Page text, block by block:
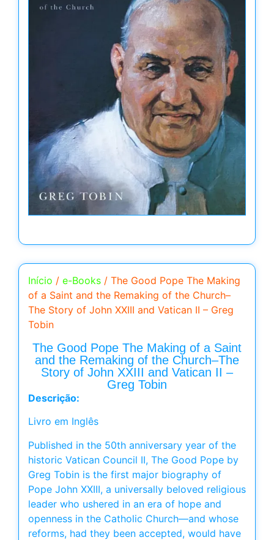
Início / e-Books / The Good Pope The Making
of a Saint and the Remaking of the Church–
The Story of John XXIII and Vatican II – Greg
Tobin
The Good Pope The Making of a Saint
and the Remaking of the Church–The
Story of John XXIII and Vatican II –
Greg Tobin
Descrição:
Livro em Inglês
Published in the 50th anniversary year of the
historic Vatican Council II, The Good Pope by
Greg Tobin is the first major biography of
Pope John XXIII, a universally beloved religious
leader who ushered in an era of hope and
openness in the Catholic Church—and whose
reforms, had they been accepted, would have